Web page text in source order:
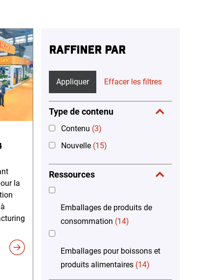
la
RAFFINER PAR
Appliquer Effacer les filtres
Type de contenu
Contenu (3)
Nouvelle (15)
Ressources
Emballages de produits de
consommation (14)
Emballages pour boissons et
produits alimentaires (14)